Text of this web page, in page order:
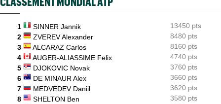
13:22
ATP - Montréal
Terence Atmane a scalpé Tiafoe, Draper puis Khachanov en 9
jours
13:01
WTA - Toronto
Sabalenka, Swiatek et Pegula ce jeudi : horaires et diffusion TV
1 SINNER Jannik
13450 pts
2
ZVEREV Alexander
8480 pts
3
ALCARAZ Carlos
8160 pts
4
AUGER-ALIASSIME Felix
4740 pts
5
DJOKOVIC Novak
3760 pts
6
DE MINAUR Alex
3660 pts
7
MEDVEDEV Daniil
3620 pts
8
SHELTON Ben
3580 pts